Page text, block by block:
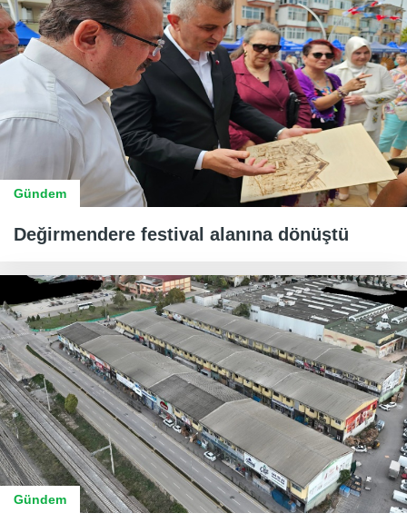
Gündem
Değirmendere festival alanına dönüştü
Gündem